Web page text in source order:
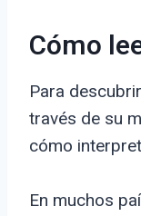
Cómo
Para
través de su
cómo
En muchos